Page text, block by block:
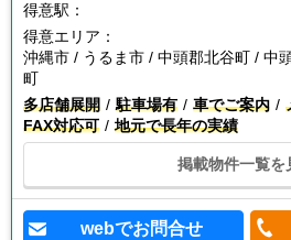
得意駅：
得意エリア：
沖縄市 / うるま市 / 中頭郡北谷町 / 中
町
多店舗展開
駐車場有 車でご案内
FAX対応可
地元で長年の実績
掲載物件一覧を
webでお問合せ